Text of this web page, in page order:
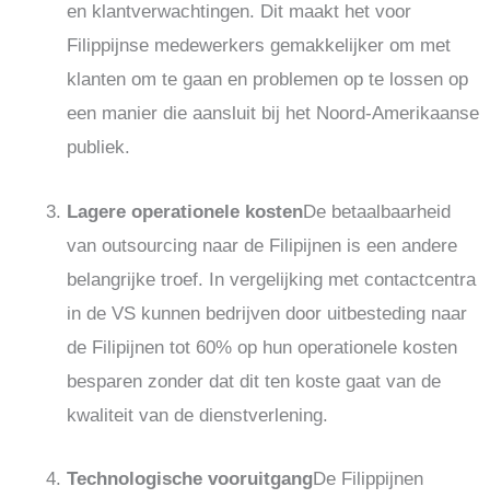
en klantverwachtingen. Dit maakt het voor
Filippijnse medewerkers gemakkelijker om met
klanten om te gaan en problemen op te lossen op
een manier die aansluit bij het Noord-Amerikaanse
publiek.
Lagere operationele kostenDe betaalbaarheid
van outsourcing naar de Filipijnen is een andere
belangrijke troef. In vergelijking met contactcentra
in de VS kunnen bedrijven door uitbesteding naar
de Filipijnen tot 60% op hun operationele kosten
besparen zonder dat dit ten koste gaat van de
kwaliteit van de dienstverlening.
Technologische vooruitgangDe Filippijnen